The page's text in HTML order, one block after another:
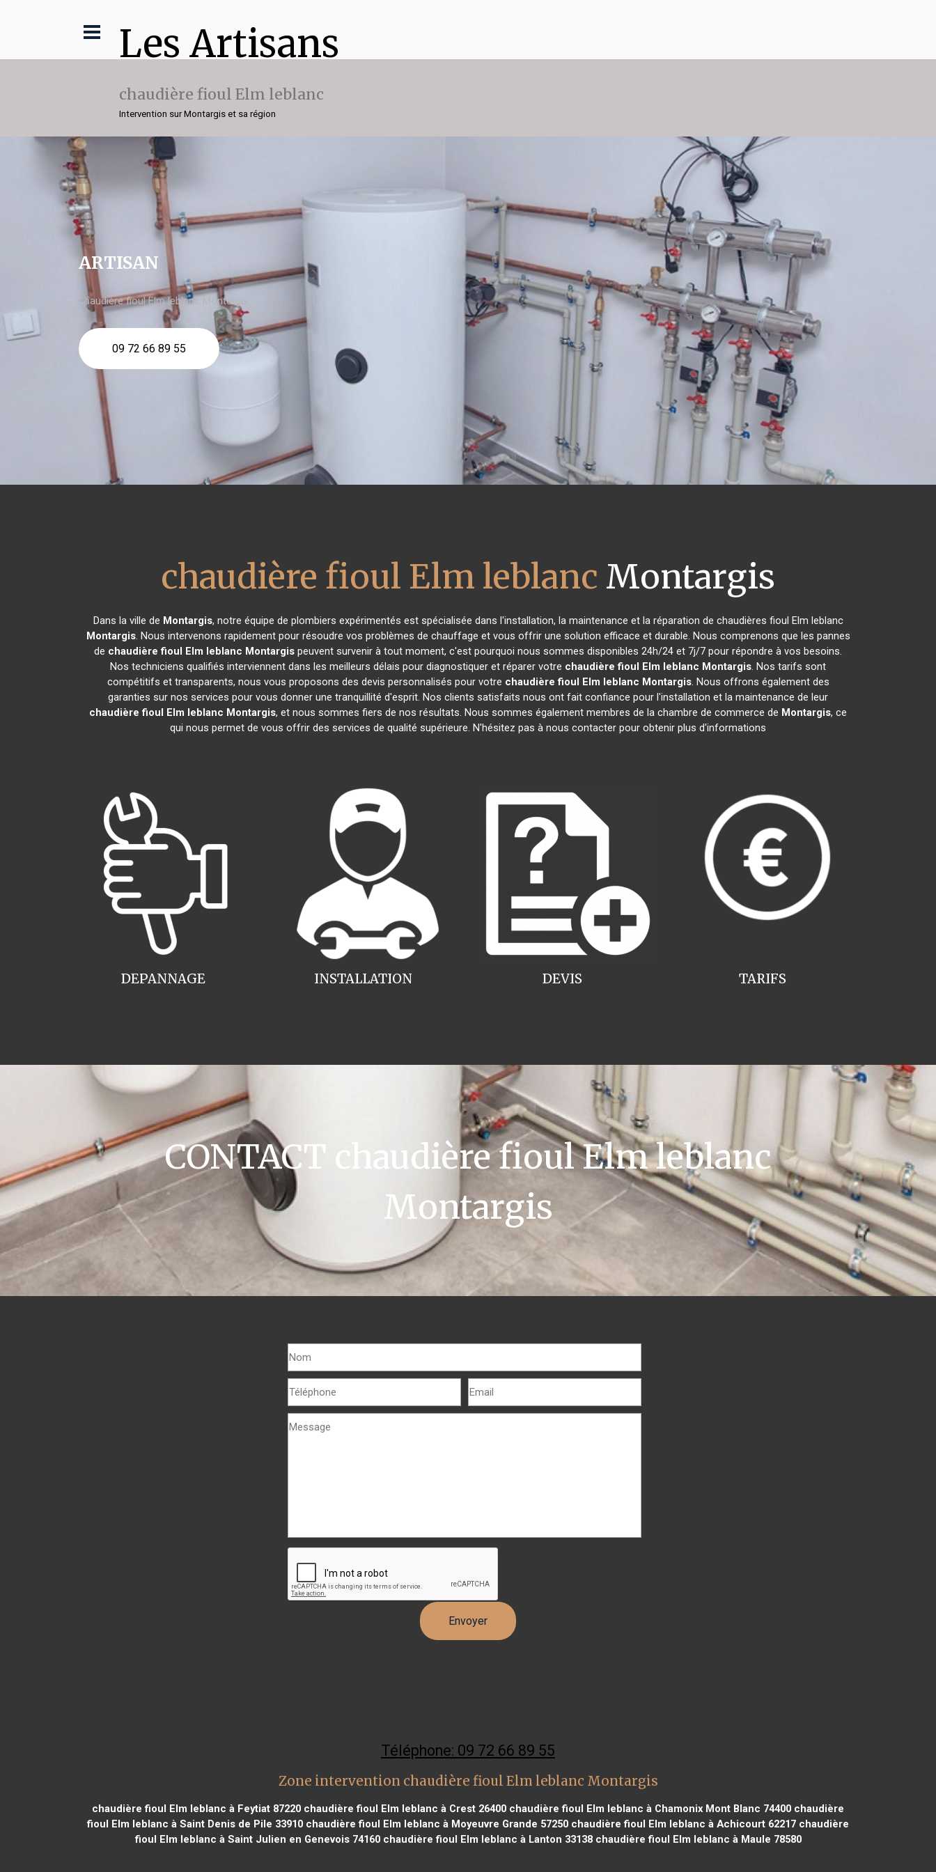
Les Artisans
chaudière fioul Elm leblanc
Intervention sur Montargis et sa région
ARTISAN
chaudière fioul Elm leblanc Montargis
09 72 66 89 55
chaudière fioul Elm leblanc Montargis
Dans la ville de Montargis, notre équipe de plombiers expérimentés est spécialisée dans l'installation, la maintenance et la réparation de chaudières fioul Elm leblanc
Montargis. Nous intervenons rapidement pour résoudre vos problèmes de chauffage et vous offrir une solution efficace et durable. Nous comprenons que les pannes
de chaudière fioul Elm leblanc Montargis peuvent survenir à tout moment, c'est pourquoi nous sommes disponibles 24h/24 et 7j/7 pour répondre à vos besoins.
Nos techniciens qualifiés interviennent dans les meilleurs délais pour diagnostiquer et réparer votre chaudière fioul Elm leblanc Montargis. Nos tarifs sont
compétitifs et transparents, nous vous proposons des devis personnalisés pour votre chaudière fioul Elm leblanc Montargis. Nous offrons également des
garanties sur nos services pour vous donner une tranquillité d'esprit. Nos clients satisfaits nous ont fait confiance pour l'installation et la maintenance de leur
chaudière fioul Elm leblanc Montargis, et nous sommes fiers de nos résultats. Nous sommes également membres de la chambre de commerce de Montargis, ce
qui nous permet de vous offrir des services de qualité supérieure. N'hésitez pas à nous contacter pour obtenir plus d'informations
INSTALLATION
DEPANNAGE TARIFS
DEVIS
CONTACT chaudière fioul Elm leblanc
Montargis
Téléphone: 09 72 66 89 55
Zone intervention chaudière fioul Elm leblanc Montargis
chaudière fioul Elm leblanc à Feytiat 87220 chaudière fioul Elm leblanc à Crest 26400 chaudière fioul Elm leblanc à Chamonix Mont Blanc 74400 chaudière
fioul Elm leblanc à Saint Denis de Pile 33910 chaudière fioul Elm leblanc à Moyeuvre Grande 57250 chaudière fioul Elm leblanc à Achicourt 62217 chaudière
fioul Elm leblanc à Saint Julien en Genevois 74160chaudière fioul Elm leblanc à Lanton 33138chaudière fioul Elm leblanc à Maule 78580